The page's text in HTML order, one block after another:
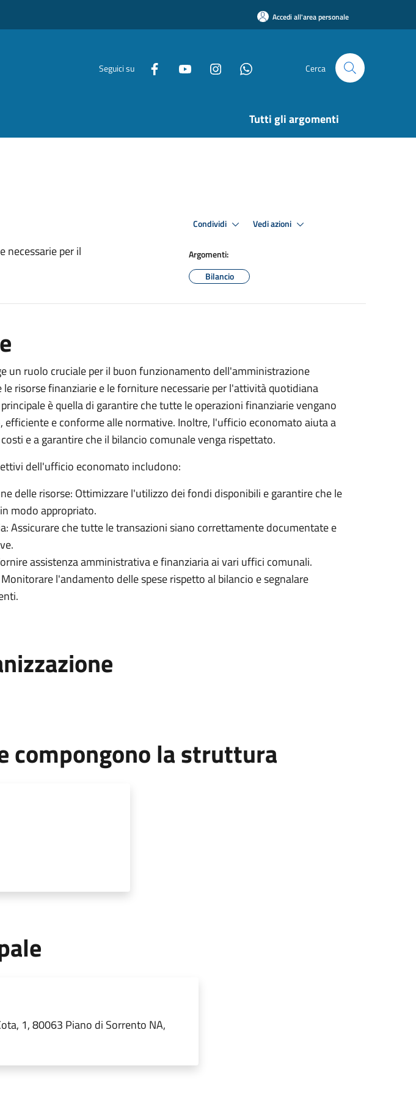
Accedi all'area personale
Seguici su Cerca
Tutti gli argomenti
necessarie per il
Condividi Vedi azioni
Argomenti:
Bilancio
un ruolo cruciale per il buon funzionamento dell'amministrazione
le risorse finanziarie e le forniture necessarie per l'attività quotidiana
è quella di garantire che tutte le operazioni finanziarie vengano
efficiente e conforme alle normative. Inoltre, l'ufficio economato aiuta a
e a garantire che il bilancio comunale venga rispettato.
dell'ufficio economato includono:
delle risorse: Ottimizzare l'utilizzo dei fondi disponibili e garantire che le
modo appropriato.
Assicurare che tutte le transazioni siano correttamente documentate e
assistenza amministrativa e finanziaria ai vari uffici comunali.
l'andamento delle spese rispetto al bilancio e segnalare
compongono la struttura
1, 80063 Piano di Sorrento NA,